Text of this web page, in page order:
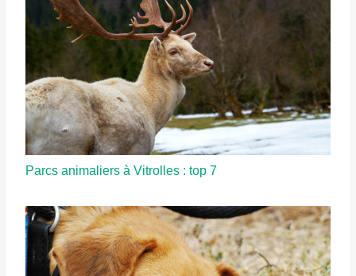
Parcs animaliers à Vitrolles : top 7